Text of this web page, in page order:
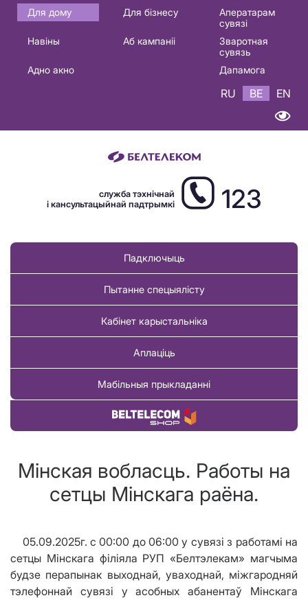
Основная
навигация
Для дому Для бізнесу
Аператарам
сувязі
Навіны
Аб кампаніі
Зваротная
сувязь
Адно акно
Дапамога
RU BE EN
служба тэхнічнай
і кансультацыйнай падтрымкі
123
Падключыць
Пытанне спецыялісту
Кабінет карыстальніка
Аплаціць
Мабільныя прыкладанні
Купіць тавар
Мінская вобласць. Работы на
сетцы Мінскага раёна.
05.09.2025г. c 00:00 до 06:00 у сувязі з работамі на
сетцы Мінскага філіяла РУП «Белтэлекам» магчыма
будзе перапынак выходнай, уваходнай, міжгародняй
тэлефоннай сувязі у асобных абанентаў Мінскага